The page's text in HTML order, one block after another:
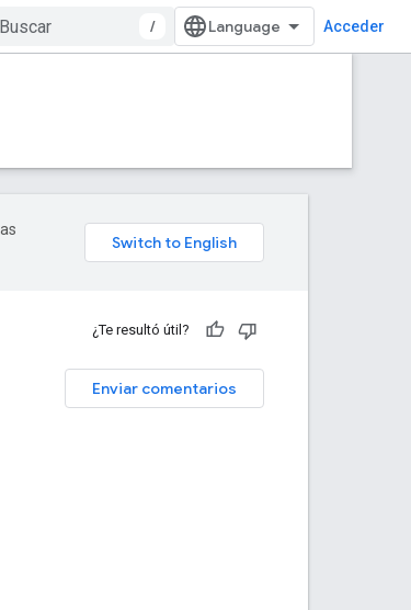
/ Acceder
¿Te resultó útil?
Enviar comentarios